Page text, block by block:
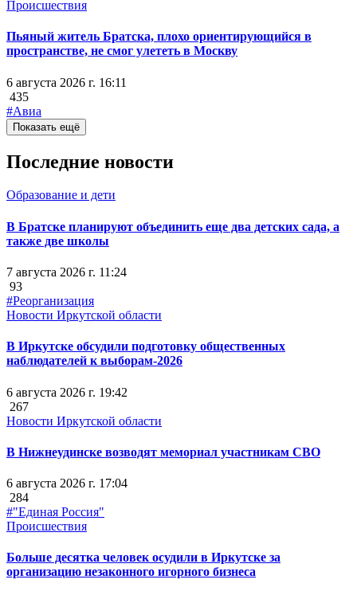
Происшествия
Пьяный житель Братска, плохо ориентирующийся в
пространстве, не смог улететь в Москву
6 августа 2026 г. 16:11
435
#Авиа
Показать ещё
Последние новости
Образование и дети
В Братске планируют объединить еще два детских сада, а
также две школы
7 августа 2026 г. 11:24
93
#Реорганизация
Новости Иркутской области
В Иркутске обсудили подготовку общественных
наблюдателей к выборам-2026
6 августа 2026 г. 19:42
267
Новости Иркутской области
В Нижнеудинске возводят мемориал участникам СВО
6 августа 2026 г. 17:04
284
#"Единая Россия"
Происшествия
Больше десятка человек осудили в Иркутске за
организацию незаконного игорного бизнеса